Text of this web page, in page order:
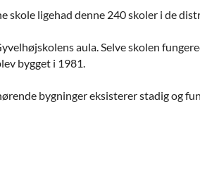
skole ligehad denne 240 skoler i de
aula. Selve skolen
bygget i 1981.
bygninger eksisterer stadig og